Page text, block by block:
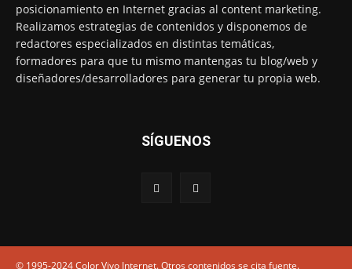
posicionamiento en Internet gracias al content marketing.
Realizamos estrategias de contenidos y disponemos de
redactores especializados en distintas temáticas,
formadores para que tu mismo mantengas tu blog/web y
diseñadores/desarrolladores para generar tu propia web.
SÍGUENOS
© 1995-2024 Color Vivo Internet. Otros contenidos se cita fuente.